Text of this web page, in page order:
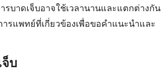
บาดเจ็บอาจใช้เวลานานและแตกต่างกัน
รแพทย์ที่เกี่ยวข้องเพื่อขอคำแนะนำและ
จ็บ